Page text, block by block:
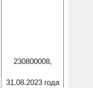
230800008,
31.08.2023 года